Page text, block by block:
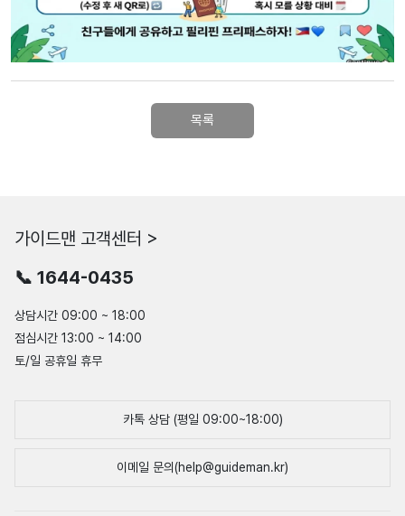
목록
가이드맨 고객센터 >
📞 1644-0435
상담시간 09:00 ~ 18:00
점심시간 13:00 ~ 14:00
토/일 공휴일 휴무
카톡 상담 (평일 09:00~18:00)
이메일 문의(help@guideman.kr)